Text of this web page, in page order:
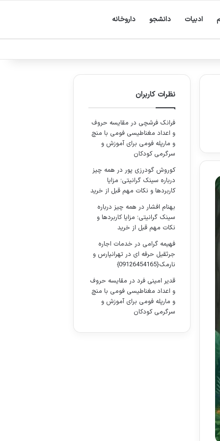
ادبیات دانشجو داروخانه
نظرات کاربران
فرانک فرشچی در مقایسه حروف
و اعداد مغناطیسی فومی با منچ
و مارپله فومی برای آموزش و
سرگرمی کودکان
کوروش گودرزی پوردر همه چیز
درباره سینک گرانیتی؛ مزایا
کاربردها و نکات مهم قبل از خرید
بهنام افشاردر همه چیز درباره
سینک گرانیتی؛ مزایا کاربردها و
نکات مهم قبل از خرید
فهیمه گرامی در خدمات اجاره
جرثقیل حرفه ای در تهرانپارس و
نارمک{09126454165}
قدیر امینی فرددر مقایسه حروف
و اعداد مغناطیسی فومی با منچ
و مارپله فومی برای آموزش و
سرگرمی کودکان